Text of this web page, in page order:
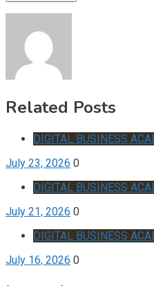
Related Posts
DIGITAL BUSINESS
July 23, 2026 0
DIGITAL BUSINESS
July 21, 2026 0
DIGITAL BUSINESS
July 16, 2026 0